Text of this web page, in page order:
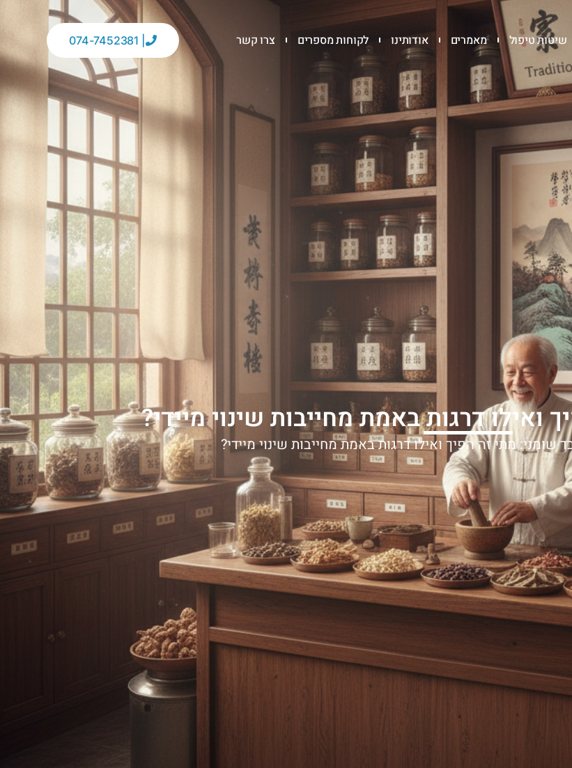
שיטות טיפול מאמרים אודותינו לקוחות מספרים צרו קשר
ואילו דרגות באמת מחייבות שינוי מיידי?
שומני: מתי זה הפיך ואילו דרגות באמת מחייבות שינוי מיידי?